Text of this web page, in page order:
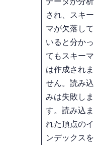
され、スキー
マが欠落して
いると分かっ
てもスキーマ
は作成されま
せん。読み込
みは失敗しま
す。読み込ま
れた頂点のイ
ンデックスを